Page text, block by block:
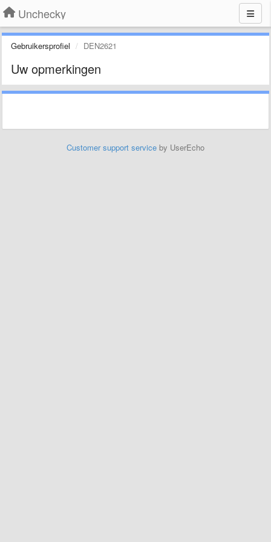
Unchecky
Gebruikersprofiel DEN2621
Uw opmerkingen
Customer support service by UserEcho